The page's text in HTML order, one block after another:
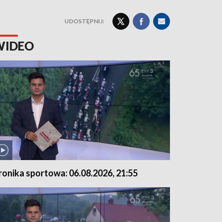
UDOSTĘPNIJ:
sportowa: 06.08.2026, 21:55